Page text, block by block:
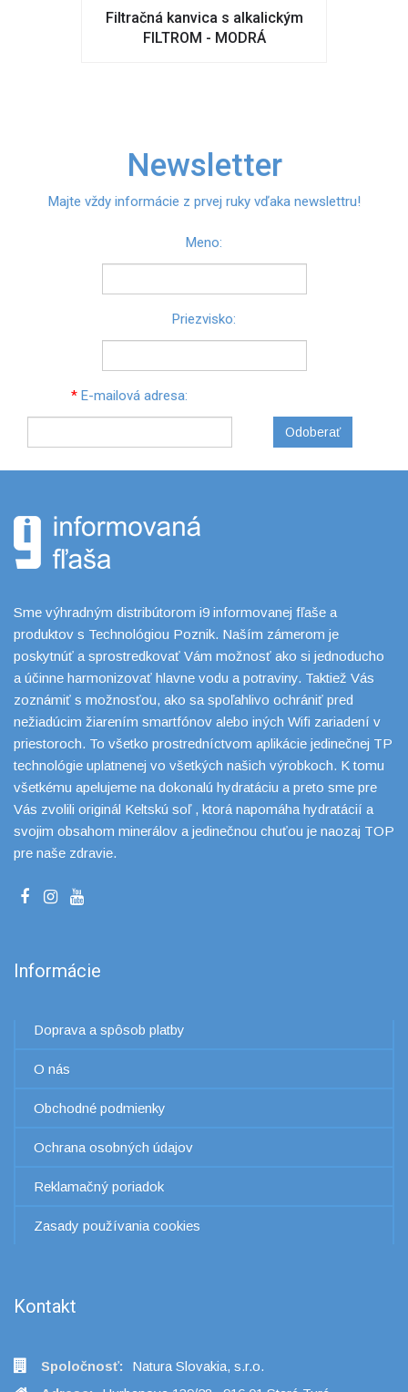
Filtračná kanvica s alkalickým
FILTROM - MODRÁ
Newsletter
Majte vždy informácie z prvej ruky vďaka newslettru!
Meno:
Priezvisko:
* E-mailová adresa:
Odoberať
Sme výhradným distribútorom i9 informovanej fľaše a
produktov s Technológiou Poznik. Naším zámerom je
poskytnúť a sprostredkovať Vám možnosť ako si jednoducho
a účinne harmonizovať hlavne vodu a potraviny. Taktiež Vás
zoznámiť s možnosťou, ako sa spoľahlivo ochrániť pred
nežiadúcim žiarením smartfónov alebo iných Wifi zariadení v
priestoroch. To všetko prostredníctvom aplikácie jedinečnej TP
technológie uplatnenej vo všetkých našich výrobkoch. K tomu
všetkému apelujeme na dokonalú hydratáciu a preto sme pre
Vás zvolili originál Keltskú soľ , ktorá napomáha hydratácií a
svojim obsahom minerálov a jedinečnou chuťou je naozaj TOP
pre naše zdravie.
Informácie
Doprava a spôsob platby
O nás
Obchodné podmienky
Ochrana osobných údajov
Reklamačný poriadok
Zasady používania cookies
Kontakt
Spoločnosť:
Natura Slovakia, s.r.o.